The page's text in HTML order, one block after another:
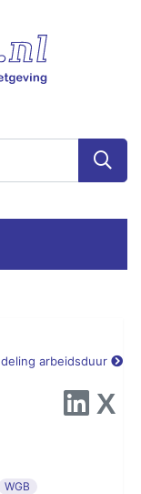
arbeidsduur
WGB